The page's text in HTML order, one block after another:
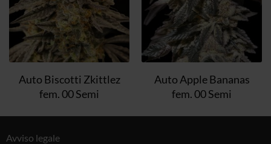
Auto Biscotti Zkittlez
fem. 00 Semi
Auto Apple Bananas
fem. 00 Semi
Avviso legale